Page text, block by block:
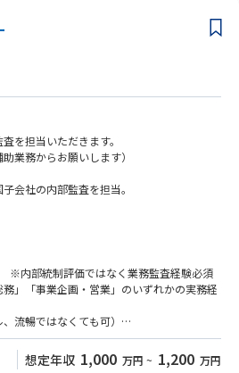
を担当いただきます。
業務からお願いします）
会社の内部監査を担当。
関する検討、提案、助言、確認
の諸資料の確認
被監査部門の改善状況の確認、改善に対す
※内部統制評価ではなく業務監査経験必須
」「事業企画・営業」のいずれかの実務経
流暢ではなくても可）
業界経験あれば尚可）
想定年収 1,000 万円 ~ 1,200 万円